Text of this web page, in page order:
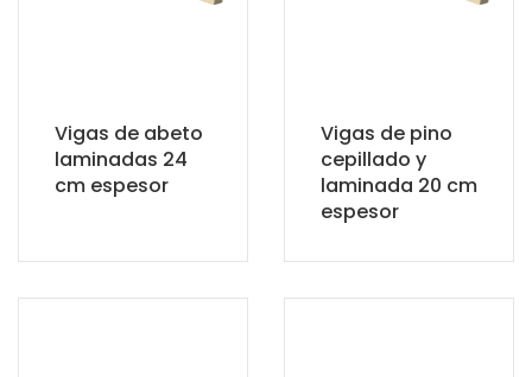
Vigas de abeto
laminadas 24
cm espesor
Vigas de pino
cepillado y
laminada 20 cm
espesor